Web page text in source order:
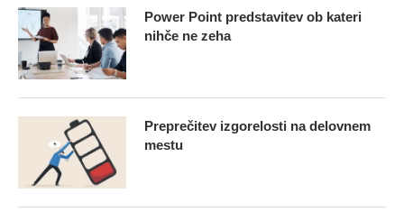
Power Point predstavitev ob kateri
nihče ne zeha
Preprečitev izgorelosti na delovnem
mestu